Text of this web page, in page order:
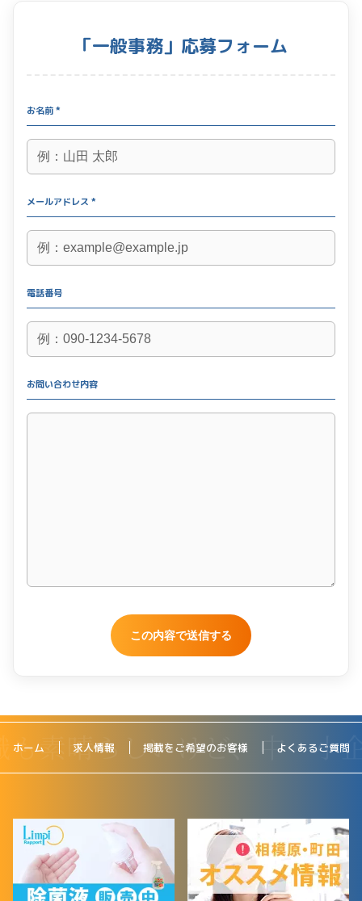
「一般事務」応募フォーム
お名前 *
メールアドレス *
電話番号
お問い合わせ内容
ホーム 求人情報 掲載をご希望のお客様 よくあるご質問